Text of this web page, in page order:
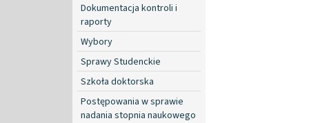
Dokumentacja kontroli i
raporty
Wybory
Sprawy Studenckie
Szkoła doktorska
Postępowania w sprawie
nadania stopnia naukowego